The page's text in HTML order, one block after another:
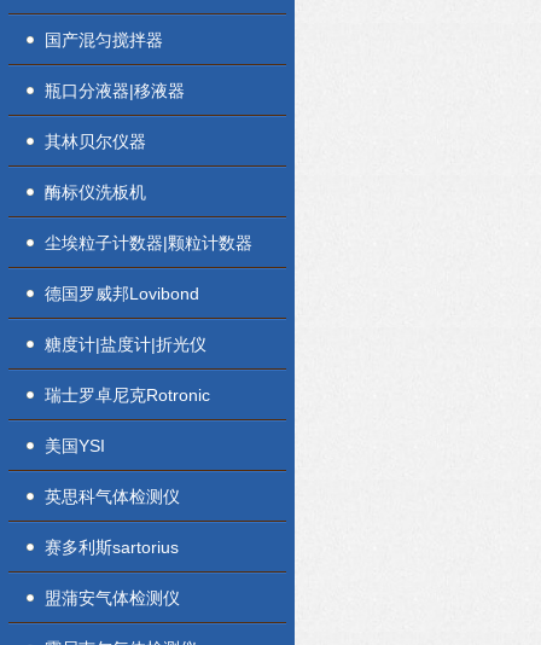
国产混匀搅拌器
瓶口分液器|移液器
其林贝尔仪器
酶标仪洗板机
尘埃粒子计数器|颗粒计数器
德国罗威邦Lovibond
糖度计|盐度计|折光仪
瑞士罗卓尼克Rotronic
美国YSI
英思科气体检测仪
赛多利斯sartorius
盟蒲安气体检测仪